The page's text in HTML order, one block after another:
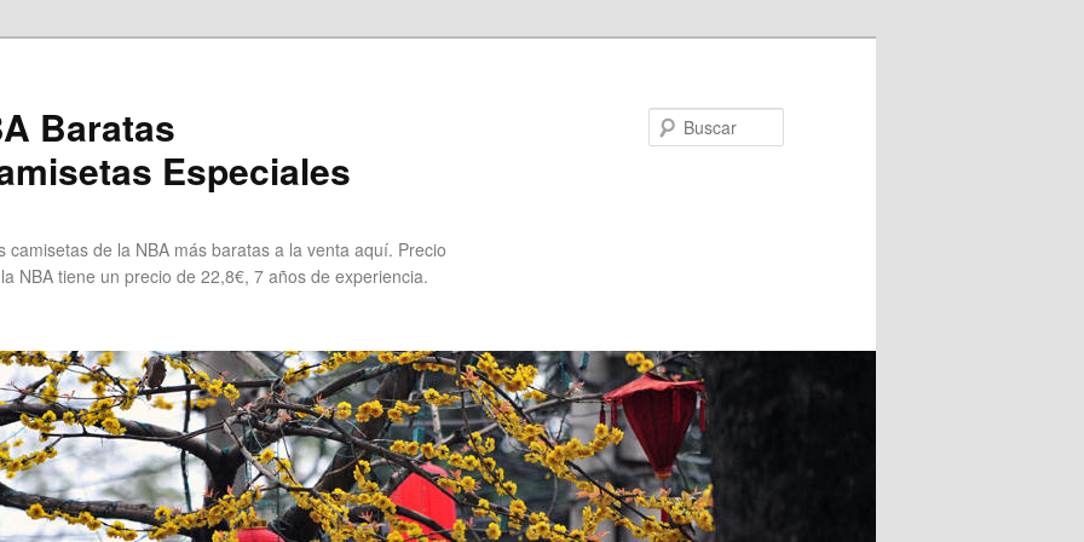
Baratas
Especiales
de la NBA más baratas a la venta aquí. Precio
NBA tiene un precio de 22,8€, 7 años de experiencia.